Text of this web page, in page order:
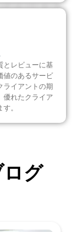
とレビューに基
値のあるサービ
ライアントの期
優れたクライア
。
グ